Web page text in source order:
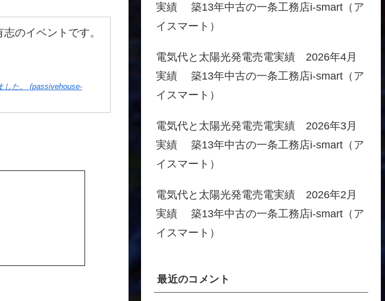
のイベントです。
した。 (passivehouse-
実績 築13年中古の一条工務店i-smart（ア
イスマート）
電気代と太陽光発電売電実績 2026年4月
実績 築13年中古の一条工務店i-smart（ア
イスマート）
電気代と太陽光発電売電実績 2026年3月
実績 築13年中古の一条工務店i-smart（ア
イスマート）
電気代と太陽光発電売電実績 2026年2月
実績 築13年中古の一条工務店i-smart（ア
イスマート）
最近のコメント